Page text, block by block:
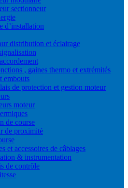
sectionneur
d’installation
distribution et éclairage
, gaines thermo et extrémités
embouts
de protection et gestion moteur
moteur
de course
de proximité
et accessoires de câblages
& instrumentation
de contrôle